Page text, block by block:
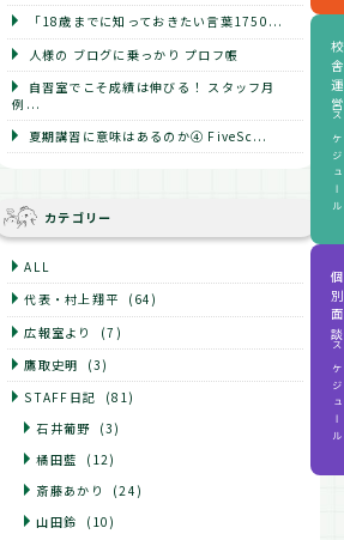
「18歳までに知っておきたい言葉1750...
人様の ブログに乗っかり プロフ帳
自習室でこそ成績は伸びる！ スタッフ月
例...
夏期講習に意味はあるのか④ FiveSc...
カテゴリー
ALL
代表・村上翔平
(64)
広報室より
(7)
鷹取史明
(3)
STAFF日記
(81)
石井葡野 (3)
橘田藍
(12)
斎藤あかり
(24)
山田鈴
(10)
校舎運営
スケジュール
個別面談
スケジュール